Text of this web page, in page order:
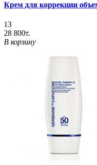
Крем для коррекции
13
28 800т.
В корзину